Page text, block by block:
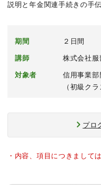
説明と年金関連手続きの手
期間 ２日間
講師 株式会社
対象者
信用事業
（初級ク
プロ
・内容、項目につきまして